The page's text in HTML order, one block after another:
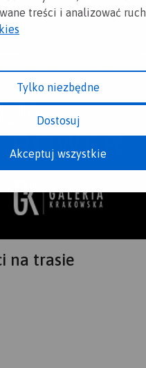
treści i analizować ruch.
Tylko niezbędne
Dostosuj
Akceptuj wszystkie
na trasie